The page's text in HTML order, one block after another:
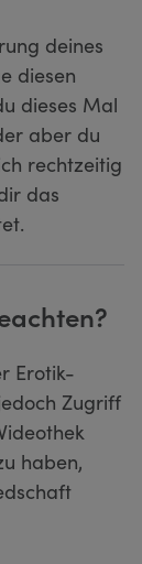
deines
diesen
dieses Mal
aber du
rechtzeitig
das
Erotik-
Zugriff
haben,